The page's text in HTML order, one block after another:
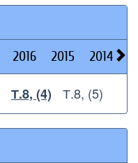
2016 2015 2014
Т.8, (4) Т.8, (5)